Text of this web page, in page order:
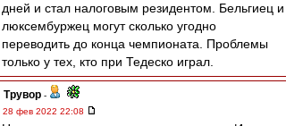
дней и стал налоговым резидентом. Бельгиец и
люксембуржец могут сколько угодно
переводить до конца чемпионата. Проблемы
только у тех, кто при Тедеско играл.
Трувор -
28 фев 2022 22:08